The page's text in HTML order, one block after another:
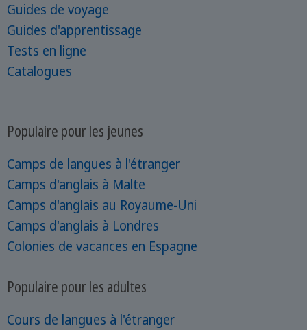
Guides de voyage
Guides d'apprentissage
Tests en ligne
Catalogues
Populaire pour les jeunes
Camps de langues à l'étranger
Camps d'anglais à Malte
Camps d'anglais au Royaume-Uni
Camps d'anglais à Londres
Colonies de vacances en Espagne
Populaire pour les adultes
Cours de langues à l'étranger